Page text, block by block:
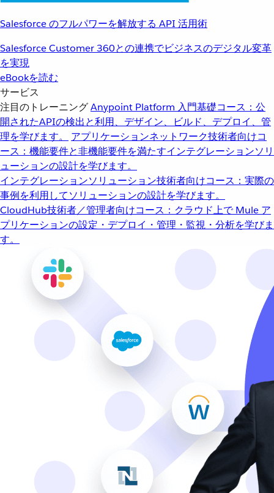
Salesforce のフルパワーを解放する API 活用術
Salesforce Customer 360との連携でビジネスのデジタル変革
を実現
eBookを読む
サービス
注目のトレーニングAnypoint Platform 入門基礎コース：公
開されたAPIの検出と利用、デザイン、ビルド、デプロイ、管
理を学びます。
アプリケーションネットワーク技術者向けコ
ース：機能要件と非機能要件を満たすインテグレーションソリ
ューションの設計を学びます。
インテグレーションソリューション技術者向けコース：実際の
事例を利用してソリューションの設計を学びます。
CloudHub技術者／管理者向けコース：クラウド上で Mule ア
プリケーションの設定・デプロイ・管理・監視・分析を学びま
す。